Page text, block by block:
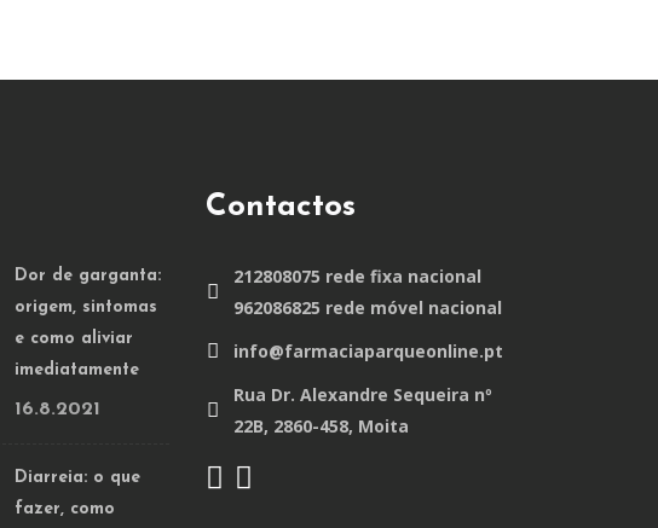
Dor de garganta:
origem, sintomas
e como aliviar
imediatamente
16.8.2021
Diarreia: o que
fazer, como
Contactos
212808075 rede fixa nacional
962086825 rede móvel nacional
info@farmaciaparqueonline.pt
Rua Dr. Alexandre Sequeira nº
22B, 2860-458, Moita